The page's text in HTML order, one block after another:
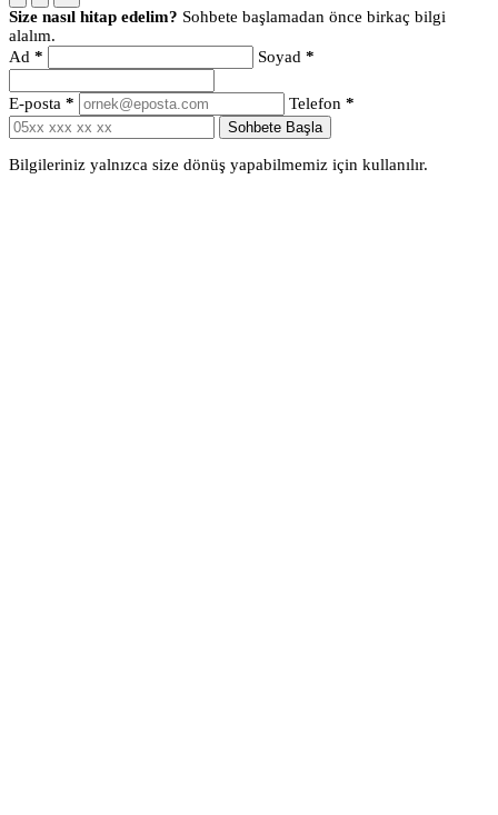
Size nasıl hitap edelim? Sohbete başlamadan önce birkaç bilgi
alalım.
Ad * Soyad *
E-posta * Telefon *
Sohbete Başla
Bilgileriniz yalnızca size dönüş yapabilmemiz için kullanılır.